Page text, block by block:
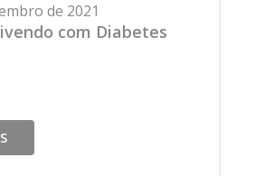
de 2021
com Diabetes